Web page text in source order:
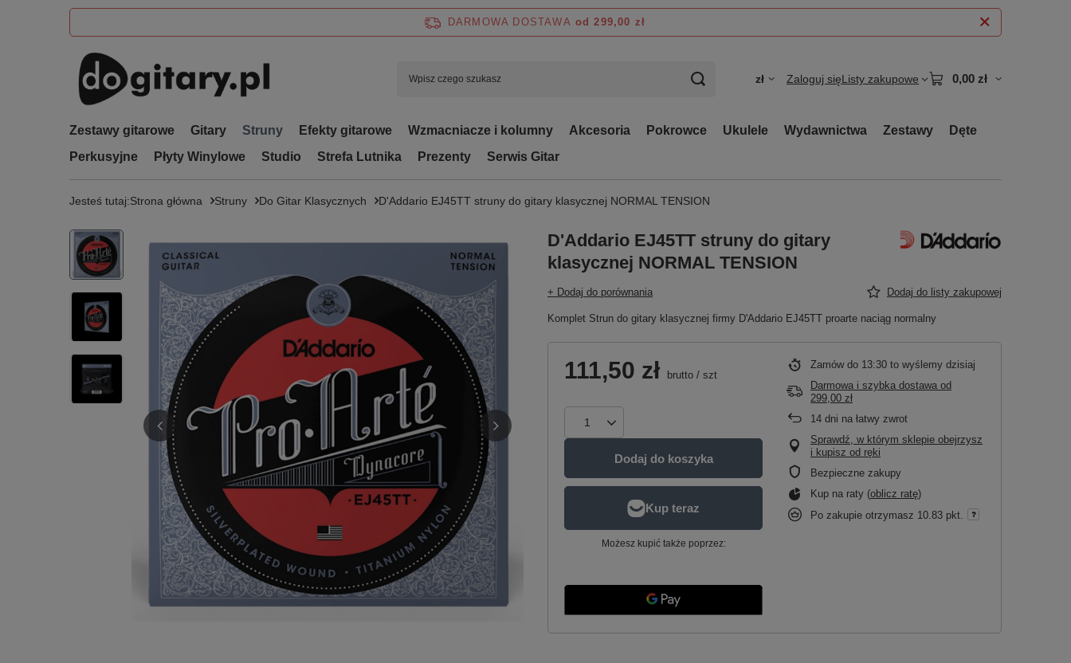
DARMOWA DOSTAWA od 299,00 zł
zł Zaloguj sięListy zakupowe 0,00 zł
Zestawy gitarowe Gitary Struny Efekty gitarowe Wzmacniacze i kolumny Akcesoria Pokrowce Ukulele Wydawnictwa Zestawy
Dęte
Perkusyjne
Płyty Winylowe Studio Strefa Lutnika Prezenty Serwis Gitar
Jesteś tutaj:Strona główna Struny Do Gitar Klasycznych D'Addario EJ45TT struny do gitary klasycznej NORMAL TENSION
D'Addario EJ45TT struny do gitary
klasycznej NORMAL TENSION
+ Dodaj do porównania Dodaj do listy zakupowej
Komplet Strun do gitary klasycznej firmy D'Addario EJ45TT proarte naciąg normalny
111,50 zł brutto / szt
Dodaj do koszyka
Możesz kupić także poprzez:
Zamów do 13:30 to wyślemy dzisiaj
Darmowa i szybka dostawa od
299,00 zł
14 dni na łatwy zwrot
Sprawdź, w którym sklepie obejrzysz
i kupisz od ręki
Bezpieczne zakupy
Kup na raty (oblicz ratę)
Po zakupie otrzymasz 10.83 pkt.